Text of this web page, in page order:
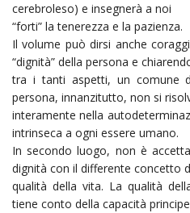
cerebroleso) e insegnerà a noi
“forti” la tenerezza e la pazienza.
Il volume può dirsi anche
“dignità” della persona e
tra i tanti aspetti, un comune
persona, innanzitutto, non si
interamente nella
intrinseca a ogni essere umano.
In secondo luogo, non è
dignità con il differente concetto
qualità della vita. La qualità
tiene conto della capacità principe